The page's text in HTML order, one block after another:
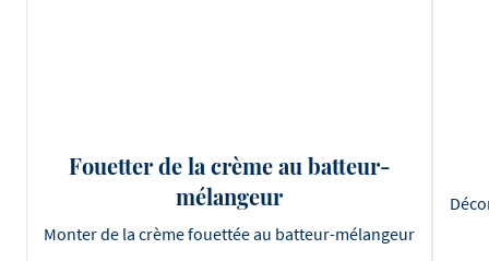
Fouetter de la crème au batteur-
mélangeur
Monter de la crème fouettée au batteur-mélangeur